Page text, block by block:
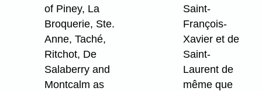
of Piney, La
Broquerie, Ste.
Anne, Taché,
Ritchot, De
Salaberry and
Montcalm as
Saint-
François-
Xavier et de
Saint-
Laurent de
même que